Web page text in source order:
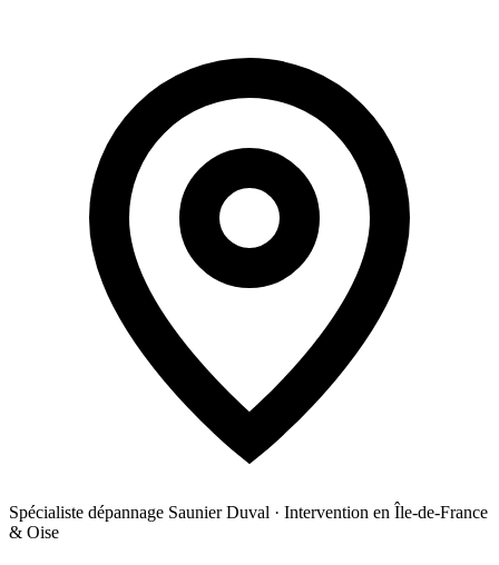
Spécialiste dépannage Saunier Duval · Intervention en Île-de-France
& Oise